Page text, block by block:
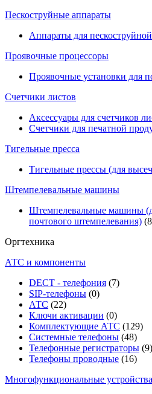
Пескоструйные аппараты
Аппараты для
Проявочные процессоры
Проявочные установки для
Счетчики листов
Аксессуары для счетчиков
Счетчики для печатной
Тигельные пресса
Тигельные прессы (для
Штемпелевальные машины
Штемпелевальные машины
почтового штемпелевания)
Оргтехника
АТС и компоненты
DECT - телефония (7)
SIP-телефоны (0)
АТС (22)
Ключи активации (0)
Комплектующие АТС (129)
Системные телефоны (48)
Телефонные регистраторы (9)
Телефоны проводные (16)
Многофункциональные устройства